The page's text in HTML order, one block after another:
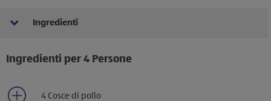
Ingredienti
Ingredienti per 4 Persone
4 Cosce di pollo